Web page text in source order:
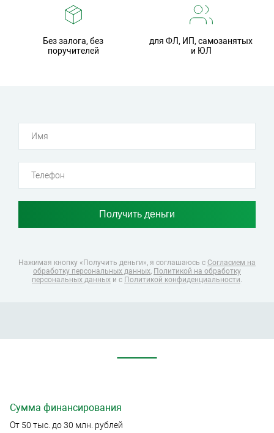
Без залога, без
поручителей
для ФЛ, ИП, самозанятых
и ЮЛ
Нажимая кнопку «Получить деньги», я соглашаюсь с Согласием на
обработку персональных данных, Политикой на обработку
персональных данных и с Политикой конфиденциальности.
Сумма финансирования
От 50 тыс. до 30 млн. рублей